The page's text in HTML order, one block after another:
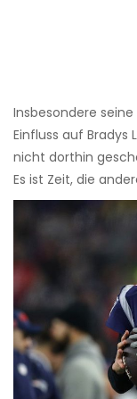
Insbesondere
Einfluss auf
nicht dorthin
Es ist Zeit, die